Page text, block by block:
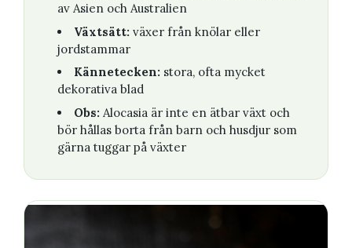
av Asien och Australien
Växtsätt: växer från knölar eller
jordstammar
Kännetecken: stora, ofta mycket
dekorativa blad
Obs: Alocasia är inte en ätbar växt och
bör hållas borta från barn och husdjur som
gärna tuggar på växter